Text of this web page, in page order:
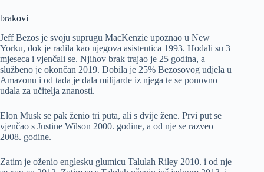
brakovi
Jeff Bezos je svoju suprugu MacKenzie upoznao u New
Yorku, dok je radila kao njegova asistentica 1993. Hodali su 3
mjeseca i vjenčali se. Njihov brak trajao je 25 godina, a
službeno je okončan 2019. Dobila je 25% Bezosovog udjela u
Amazonu i od tada je dala milijarde iz njega te se ponovno
udala za učitelja znanosti.
Elon Musk se pak ženio tri puta, ali s dvije žene. Prvi put se
vjenčao s Justine Wilson 2000. godine, a od nje se razveo
2008. godine.
Zatim je oženio englesku glumicu Talulah Riley 2010. i od nje